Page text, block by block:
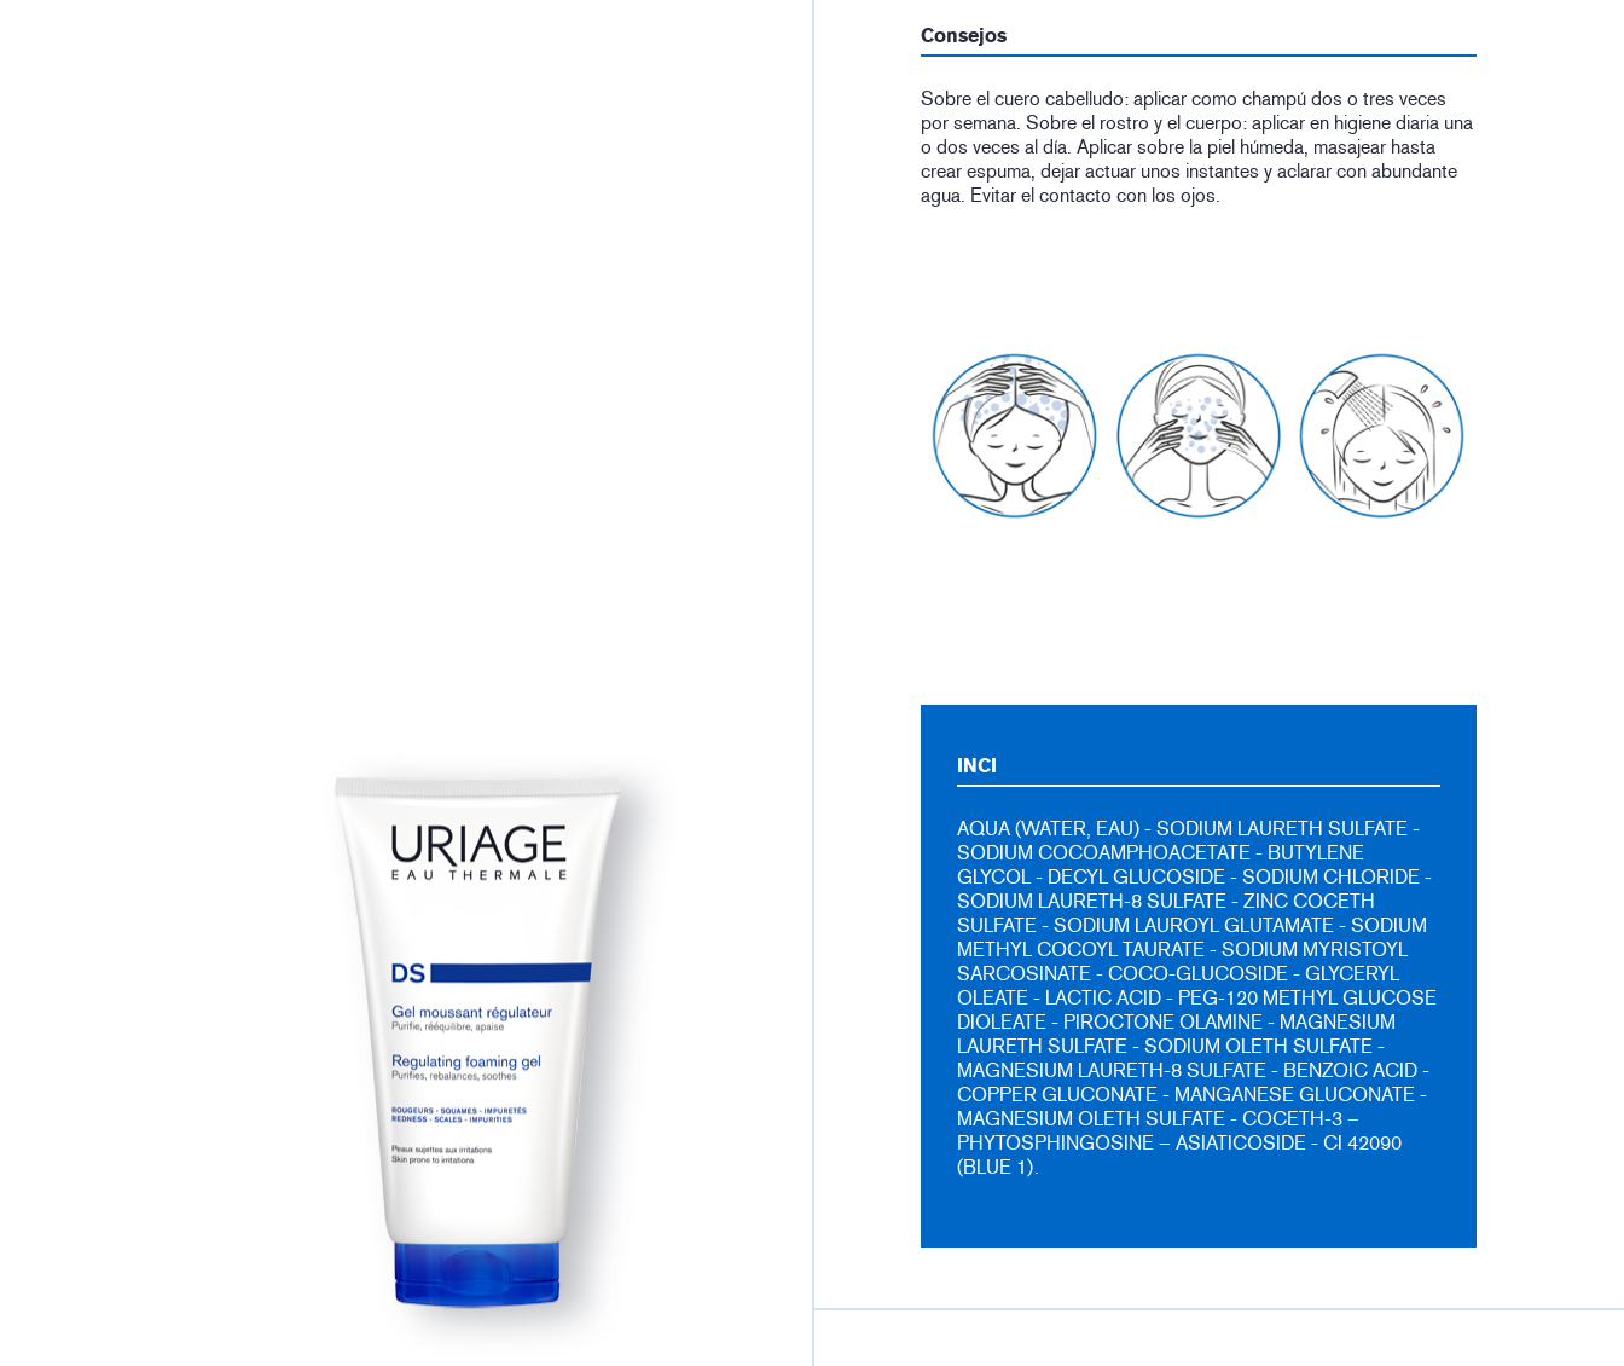
Consejos
Sobre el cuero cabelludo: aplicar como champú dos o tres veces
por semana. Sobre el rostro y el cuerpo: aplicar en higiene diaria una
o dos veces al día. Aplicar sobre la piel húmeda, masajear hasta
crear espuma, dejar actuar unos instantes y aclarar con abundante
agua. Evitar el contacto con los ojos.
INCI
AQUA (WATER, EAU) - SODIUM LAURETH SULFATE -
SODIUM COCOAMPHOACETATE - BUTYLENE
GLYCOL - DECYL GLUCOSIDE - SODIUM CHLORIDE -
SODIUM LAURETH-8 SULFATE - ZINC COCETH
SULFATE - SODIUM LAUROYL GLUTAMATE - SODIUM
METHYL COCOYL TAURATE - SODIUM MYRISTOYL
SARCOSINATE - COCO-GLUCOSIDE - GLYCERYL
OLEATE - LACTIC ACID - PEG-120 METHYL GLUCOSE
DIOLEATE - PIROCTONE OLAMINE - MAGNESIUM
LAURETH SULFATE - SODIUM OLETH SULFATE -
MAGNESIUM LAURETH-8 SULFATE - BENZOIC ACID -
COPPER GLUCONATE - MANGANESE GLUCONATE -
MAGNESIUM OLETH SULFATE - COCETH-3 –
PHYTOSPHINGOSINE – ASIATICOSIDE - CI 42090
(BLUE 1).